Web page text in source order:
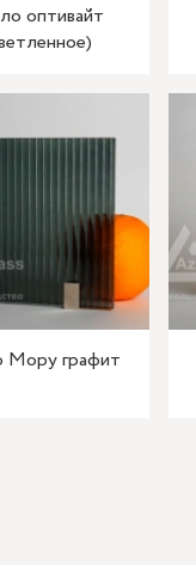
оптивайт
Мору графит